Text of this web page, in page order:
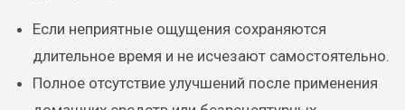
Если неприятные ощущения сохраняются
длительное время и не исчезают самостоятельно.
Полное отсутствие улучшений после применения